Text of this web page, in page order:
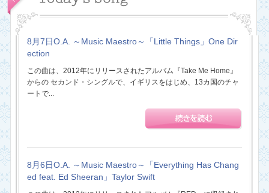
8月7日O.A. ～Music Maestro～「Little Things」One Dir
ection
この曲は、2012年にリリースされたアルバム『Take Me Home』
からの セカンド・シングルで、イギリスをはじめ、13カ国のチャ
ートで...
8月6日O.A. ～Music Maestro～「Everything Has Chang
ed feat. Ed Sheeran」Taylor Swift